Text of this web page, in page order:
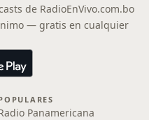
de RadioEnVivo.com.bo
— gratis en cualquier
Panamericana